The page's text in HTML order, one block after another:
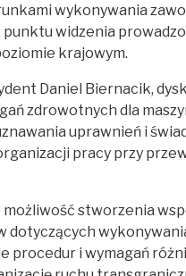
wykonywania
widzenia
krajowym.
Daniel Biernacik,
zdrowotnych dla
uprawnień i
pracy przy
stworzenia
dotyczących
procedur i wymagań